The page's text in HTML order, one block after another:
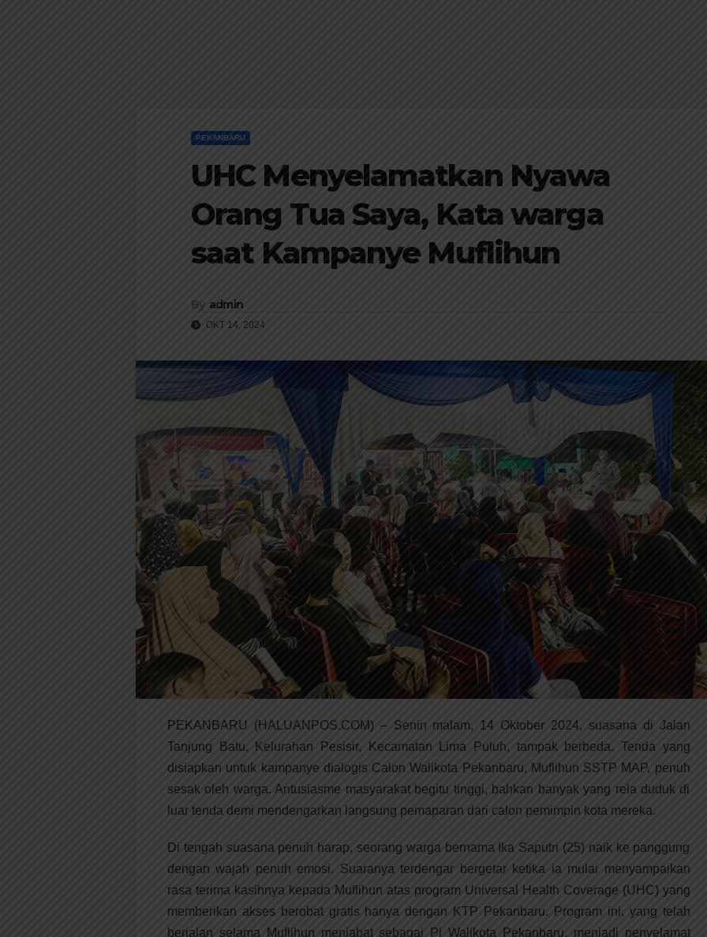
PEKANBARU
UHC Menyelamatkan Nyawa
Orang Tua Saya, Kata warga
saat Kampanye Muflihun
By admin
OKT 14, 2024
PEKANBARU (HALUANPOS.COM) – Senin malam, 14 Oktober 2024, suasana di Jalan
Tanjung Batu, Kelurahan Pesisir, Kecamatan Lima Puluh, tampak berbeda. Tenda yang
disiapkan untuk kampanye dialogis Calon Walikota Pekanbaru, Muflihun SSTP MAP, penuh
sesak oleh warga. Antusiasme masyarakat begitu tinggi, bahkan banyak yang rela duduk di
luar tenda demi mendengarkan langsung pemaparan dari calon pemimpin kota mereka.
Di tengah suasana penuh harap, seorang warga bernama Ika Saputri (25) naik ke panggung
dengan wajah penuh emosi. Suaranya terdengar bergetar ketika ia mulai menyampaikan
rasa terima kasihnya kepada Muflihun atas program Universal Health Coverage (UHC) yang
memberikan akses berobat gratis hanya dengan KTP Pekanbaru. Program ini, yang telah
berjalan selama Muflihun menjabat sebagai Pj Walikota Pekanbaru, menjadi penyelamat